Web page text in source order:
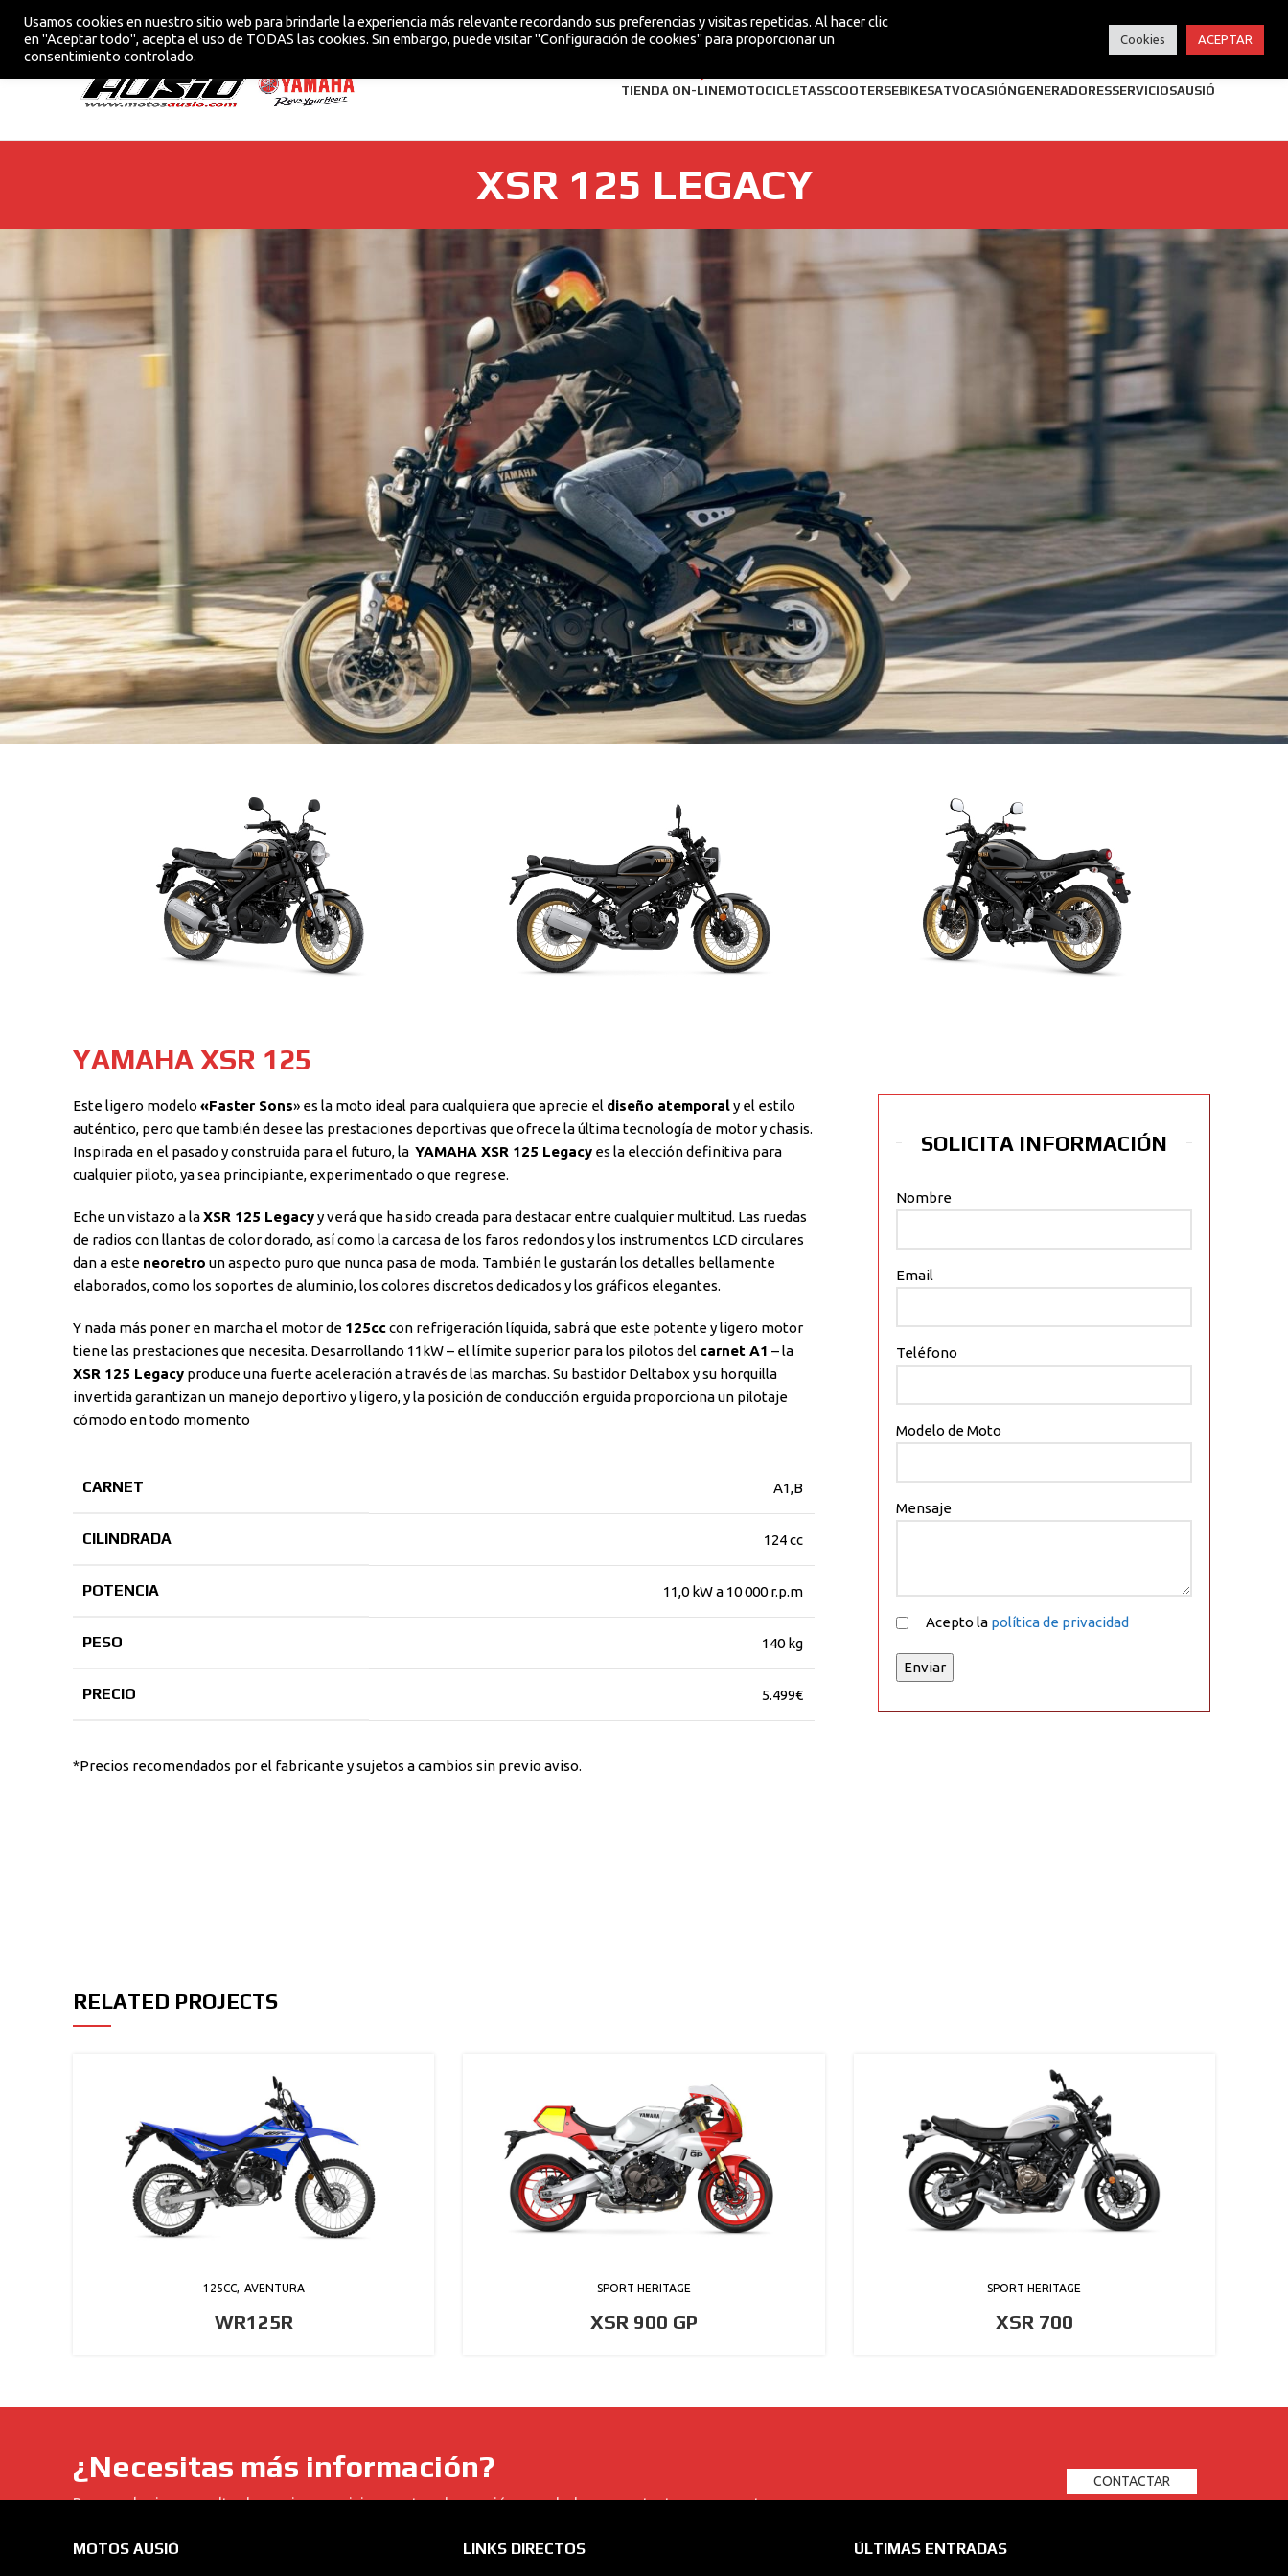
CONCESIONARIO OFICIAL YAMAHA EN VIC
TIENDA ON-LINEMOTOCICLETASSCOOTERSEBIKESATVOCASIÓNGENERADORESSERVICIOSAUSIÓ
XSR 125 LEGACY
YAMAHA XSR 125
Este ligero modelo «Faster Sons» es la moto ideal para cualquiera que aprecie el diseño atemporaly el estilo
auténtico, pero que también desee las prestaciones deportivas que ofrece la última tecnología de motor y chasis.
Inspirada en el pasado y construida para el futuro, la YAMAHA XSR 125 Legacy es la elección definitiva para
cualquier piloto, ya sea principiante, experimentado o que regrese.
Eche un vistazo a laXSR 125 Legacyy verá que ha sido creada para destacar entre cualquier multitud. Las ruedas
de radios con llantas de color dorado, así como la carcasa de los faros redondos y los instrumentos LCD circulares
dan a este neoretro un aspecto puro que nunca pasa de moda. También le gustarán los detalles bellamente
elaborados, como los soportes de aluminio, los colores discretos dedicados y los gráficos elegantes.
Y nada más poner en marcha el motor de 125cccon refrigeración líquida, sabrá que este potente y ligero motor
tiene las prestaciones que necesita. Desarrollando 11kW – el límite superior para los pilotos del carnet A1 – la
XSR 125 Legacy produce una fuerte aceleración a través de las marchas. Su bastidor Deltabox y su horquilla
invertida garantizan un manejo deportivo y ligero, y la posición de conducción erguida proporciona un pilotaje
cómodo en todo momento
CARNET A1,B
CILINDRADA 124 cc
POTENCIA 11,0 kW a 10 000 r.p.m
PESO 140 kg
PRECIO 5.499€
*Precios recomendados por el fabricante y sujetos a cambios sin previo aviso.
SOLICITA INFORMACIÓN
Nombre
Email
Teléfono
Modelo de Moto
Mensaje
Acepto la política de privacidad
RELATED PROJECTS
125CC AVENTURA
WR125R
SPORT HERITAGE
XSR 900 GP
SPORT HERITAGE
XSR 700
¿Necesitas más información?
Para cualquier consulta de precios, servicios, motos de ocasión... no dudes en contactar con nosotros.
CONTACTAR
MOTOS AUSIÓ LINKS DIRECTOS ÚLTIMAS ENTRADAS
Usamos cookies en nuestro sitio web para brindarle la experiencia más relevante recordando sus preferencias y visitas repetidas. Al hacer clic
en "Aceptar todo", acepta el uso de TODAS las cookies. Sin embargo, puede visitar "Configuración de cookies" para proporcionar un
consentimiento controlado.
Cookies ACEPTAR